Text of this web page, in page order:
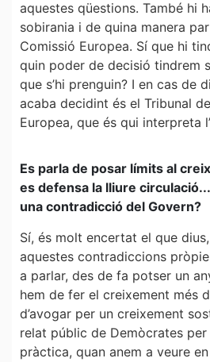
aquestes qüestions. També hi
sobirania i de quina manera
Comissió Europea. Sí que hi
quin poder de decisió tindrem
que s’hi prenguin? I en cas de
acaba decidint és el Tribunal
Europea, que és qui interpreta
Es parla de posar límits al
es defensa la lliure
una contradicció del Govern?
Sí, és molt encertat el que
aquestes contradiccions
a parlar, des de fa potser un
hem de fer el creixement més
d’avogar per un creixement
relat públic de Demòcrates
pràctica, quan anem a veure